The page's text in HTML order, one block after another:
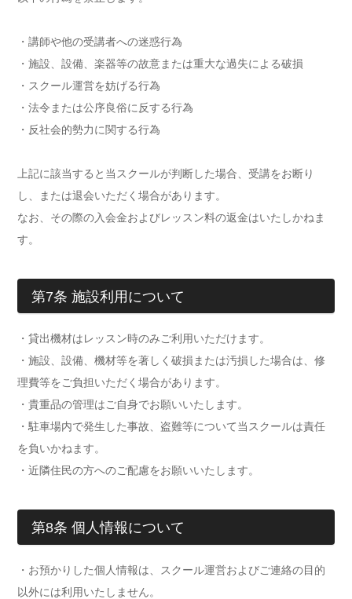
・講師や他の受講者への迷惑行為
・施設、設備、楽器等の故意または重大な過失による破損
・スクール運営を妨げる行為
・法令または公序良俗に反する行為
・反社会的勢力に関する行為
上記に該当すると当スクールが判断した場合、受講をお断り
し、または退会いただく場合があります。
なお、その際の入会金およびレッスン料の返金はいたしかねま
す。
第7条 施設利用について
・貸出機材はレッスン時のみご利用いただけます。
・施設、設備、機材等を著しく破損または汚損した場合は、修
理費等をご負担いただく場合があります。
・貴重品の管理はご自身でお願いいたします。
・駐車場内で発生した事故、盗難等について当スクールは責任
を負いかねます。
・近隣住民の方へのご配慮をお願いいたします。
第8条 個人情報について
・お預かりした個人情報は、スクール運営およびご連絡の目的
以外には利用いたしません。